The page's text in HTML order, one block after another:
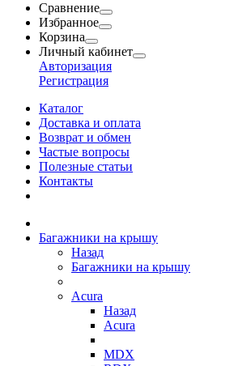
Сравнение
Избранное
Корзина
Личный кабинет
Авторизация
Регистрация
Каталог
Доставка и оплата
Возврат и обмен
Частые вопросы
Полезные статьи
Контакты
Багажники на крышу
Назад
Багажники на крышу
Acura
Назад
Acura
MDX